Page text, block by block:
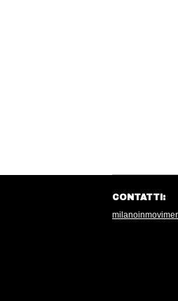
CONTATTI: